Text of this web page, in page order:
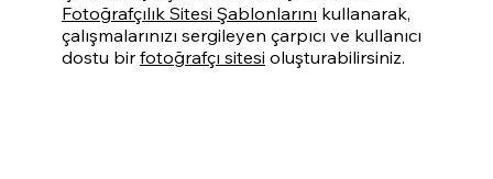
Fotoğrafçılık Sitesi Şablonlarını kullanarak,
çalışmalarınızı sergileyen çarpıcı ve kullanıcı
dostu birfotoğrafçı sitesi oluşturabilirsiniz.